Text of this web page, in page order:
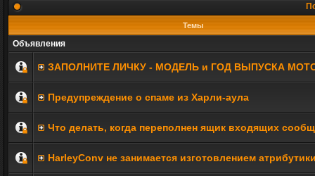
Темы
Объявления
ЗАПОЛНИТE ЛИЧКУ - МОДЕЛЬ и ГОД ВЫПУСКА
Предупреждение о спаме из Харли-аула
Что делать, когда переполнен ящик входящих
HarleyConv не занимается изготовлением